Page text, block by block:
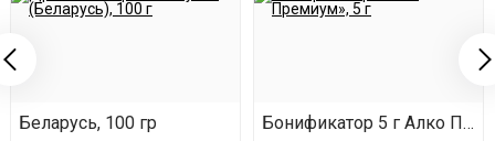
Беларусь, 100 гр
Бонификатор 5 г Алко